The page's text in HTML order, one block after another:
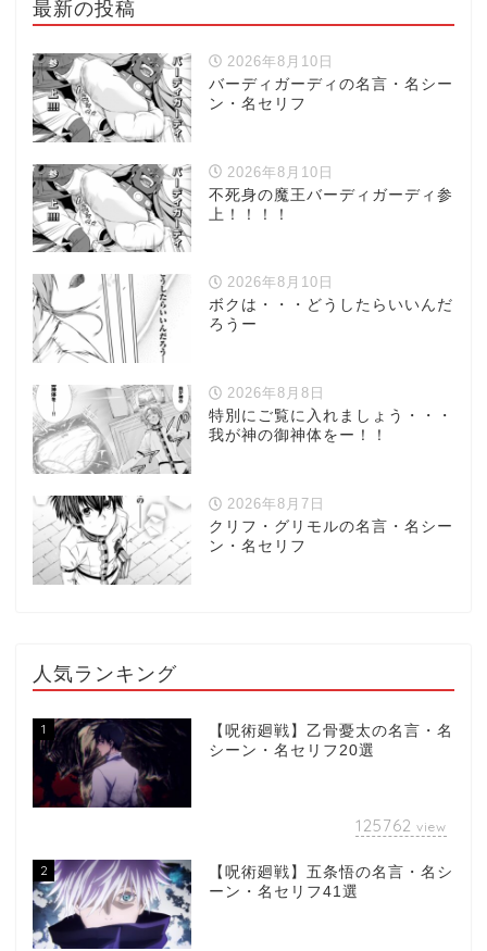
最新の投稿
2026年8月10日
バーディガーディの名言・名シー
ン・名セリフ
2026年8月10日
不死身の魔王バーディガーディ参
上！！！！
2026年8月10日
ボクは・・・どうしたらいいんだ
ろうー
2026年8月8日
特別にご覧に入れましょう・・・
我が神の御神体をー！！
2026年8月7日
クリフ・グリモルの名言・名シー
ン・名セリフ
人気ランキング
1
【呪術廻戦】乙骨憂太の名言・名
シーン・名セリフ20選
125762 view
2
【呪術廻戦】五条悟の名言・名シ
ーン・名セリフ41選